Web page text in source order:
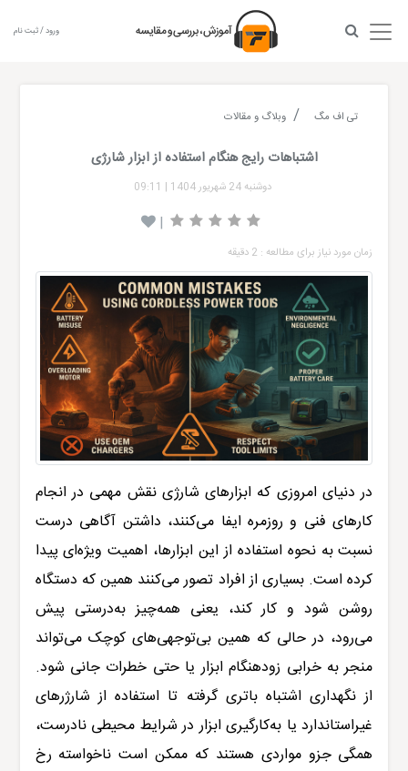
ورود / ثبت نام
تی اف مگ وبلاگ و مقالات
اشتباهات رایج هنگام استفاده از ابزار شارژی
دوشنبه 24 شهریور 1404 |
09:11
|
زمان مورد نیاز برای مطالعه : 2 دقیقه
در دنیای امروزی که ابزارهای شارژی نقش مهمی در انجام
کارهای فنی و روزمره ایفا می‌کنند، داشتن آگاهی درست
نسبت به نحوه استفاده از این ابزارها، اهمیت ویژه‌ای پیدا
کرده است. بسیاری از افراد تصور می‌کنند همین که دستگاه
روشن شود و کار کند، یعنی همه‌چیز به‌درستی پیش
می‌رود، در حالی که همین بی‌توجهی‌های کوچک می‌تواند
منجر به خرابی زودهنگام ابزار یا حتی خطرات جانی شود.
از نگهداری اشتباه باتری گرفته تا استفاده از شارژرهای
غیراستاندارد یا به‌کارگیری ابزار در شرایط محیطی نادرست،
همگی جزو مواردی هستند که ممکن است ناخواسته رخ